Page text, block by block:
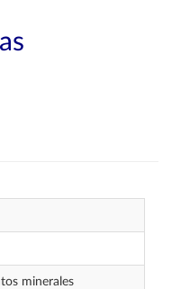
minerales